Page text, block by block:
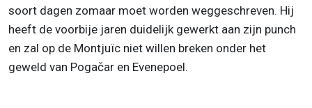
soort dagen zomaar moet worden weggeschreven. Hij
heeft de voorbije jaren duidelijk gewerkt aan zijn punch
en zal op de Montjuïc niet willen breken onder het
geweld van Pogačar en Evenepoel.